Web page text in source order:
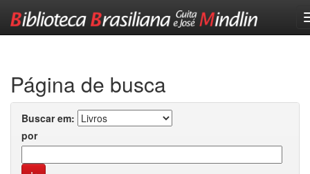
Página de busca
Buscar em:
por